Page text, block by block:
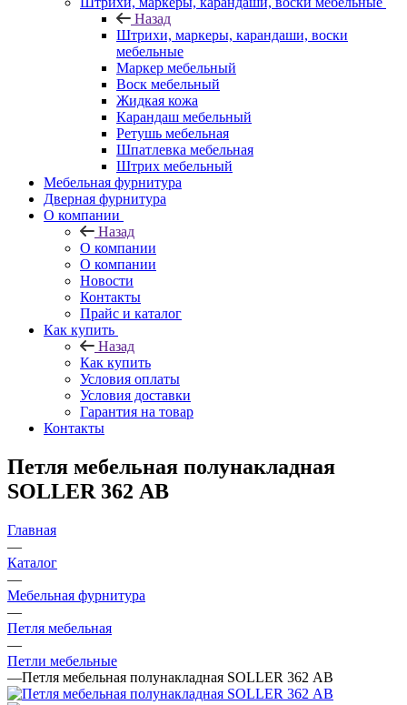
Назад
Штрихи, маркеры, карандаши, воски
мебельные
Маркер мебельный
Воск мебельный
Жидкая кожа
Карандаш мебельный
Ретушь мебельная
Шпатлевка мебельная
Штрих мебельный
Мебельная фурнитура
Дверная фурнитура
О компании
Назад
О компании
О компании
Новости
Контакты
Прайс и каталог
Как купить
Назад
Как купить
Условия оплаты
Условия доставки
Гарантия на товар
Контакты
Петля мебельная полунакладная
SOLLER 362 АВ
Главная
—
Каталог
—
Мебельная фурнитура
—
Петля мебельная
—
Петли мебельные
—Петля мебельная полунакладная SOLLER 362 АВ